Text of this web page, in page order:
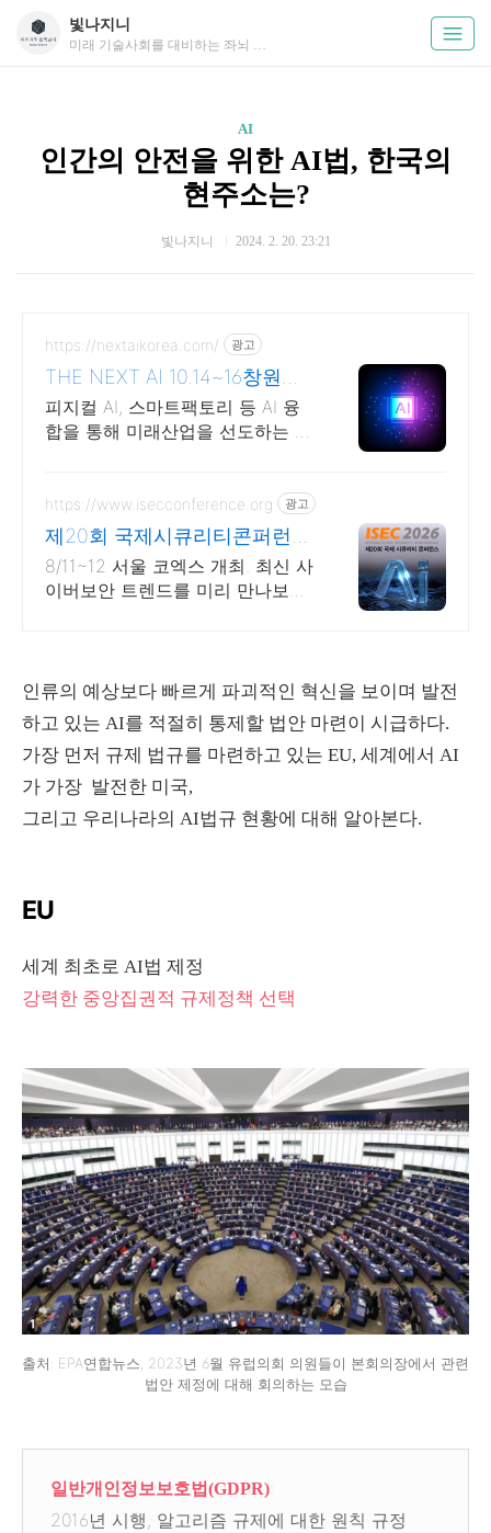
빛나지니
미래 기술사회를 대비하는 좌뇌 채우는 정보
AI
인간의 안전을 위한 AI법, 한국의
현주소는?
빛나지니 2024. 2. 20. 23:21
https://nextaikorea.com/ 광고
THE NEXT AI 10.14~16창원컨
벤션센터
피지컬 AI, 스마트팩토리 등 AI 융
합을 통해 미래산업을 선도하는 AI
https://www.isecconference.org 광고
제20회 국제시큐리티콘퍼런스
ISEC 2026
8/11~12 서울 코엑스 개최. 최신 사
이버보안 트렌드를 미리 만나보세
인류의 예상보다 빠르게 파괴적인 혁신을 보이며 발전
하고 있는 AI를 적절히 통제할 법안 마련이 시급하다.
가장 먼저 규제 법규를 마련하고 있는 EU, 세계에서 AI
가 가장 발전한 미국,
그리고 우리나라의 AI법규 현황에 대해 알아본다.
EU
세계 최초로 AI법 제정
강력한 중앙집권적 규제정책 선택
출처: EPA연합뉴스, 2023년 6월 유럽의회 의원들이 본회의장에서 관련
법안 제정에 대해 회의하는 모습
일반개인정보보호법(GDPR):
2016년 시행, 알고리즘 규제에 대한 원칙 규정